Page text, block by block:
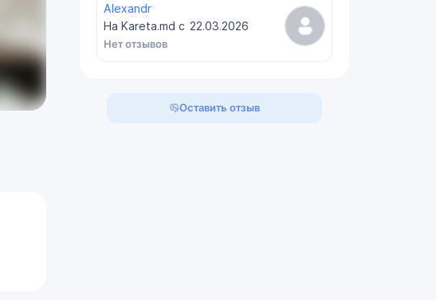
Alexandr
На Kareta.md с 22.03.2026
Нет отзывов
Оставить отзыв